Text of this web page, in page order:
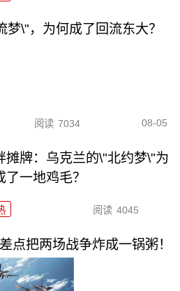
\"，为何成了回流东大？
阅读 7034 08-05
摊牌：乌克兰的\"北约梦\"为
了一地鸡毛？
阅读 4045
点把两场战争炸成一锅粥！